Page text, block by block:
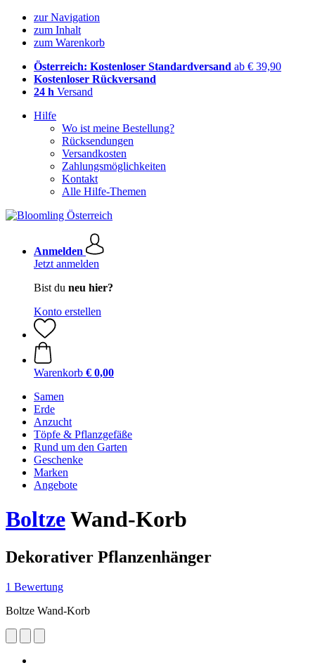
zur Navigation
zum Inhalt
zum Warenkorb
Österreich: Kostenloser Standardversand ab € 39,90
Kostenloser Rückversand
24 h Versand
Hilfe
Wo ist meine Bestellung?
Rücksendungen
Versandkosten
Zahlungsmöglichkeiten
Kontakt
Alle Hilfe-Themen
Anmelden
Jetzt anmelden
Bist du neu hier?
Konto erstellen
Warenkorb € 0,00
Samen
Erde
Anzucht
Töpfe & Pflanzgefäße
Rund um den Garten
Geschenke
Marken
Angebote
BoltzeWand-Korb
Dekorativer Pflanzenhänger
1 Bewertung
Boltze Wand-Korb